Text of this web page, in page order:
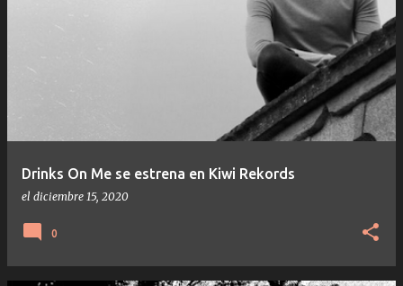
Drinks On Me se estrena en Kiwi Rekords
el diciembre 15, 2020
0